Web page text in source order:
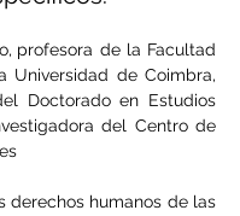
profesora de la Facultad
Universidad de Coimbra,
Doctorado en Estudios
del Centro de
derechos humanos de las